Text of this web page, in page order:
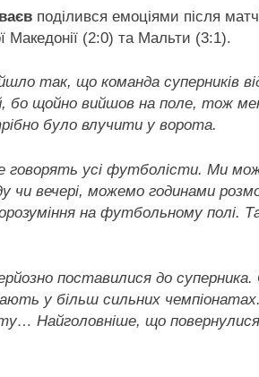
поділився емоціями після
Македонії (2:0) та Мальти (3:1).
так, що команда суперників
бо щойно вийшов на поле, тож
було влучити у ворота.
говорять усі футболісти. Ми
чи вечері, можемо годинами
на футбольному полі.
поставилися до
у більш сильних
Найголовніше, що